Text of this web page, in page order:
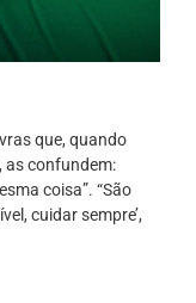
que, quando
as confundem:
coisa”. “São
cuidar sempre’,